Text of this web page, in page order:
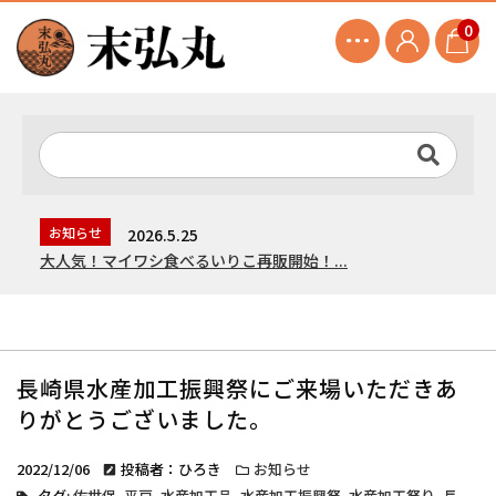
0
お知らせ
2026.5.25
大人気！マイワシ食べるいりこ再販開始！...
長崎県水産加工振興祭にご来場いただきあ
りがとうございました。
2022/12/06 投稿者：ひろき
お知らせ